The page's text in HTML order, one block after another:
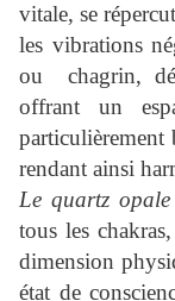
vitale, se
les vibrations
ou chagrin,
offrant un
rendant ainsi
Le quartz opale
tous les
dimension
état de